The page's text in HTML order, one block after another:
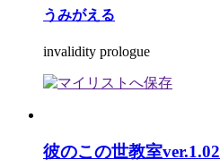
うみがえる
invalidity prologue
彼のこの世教室ver.1.02